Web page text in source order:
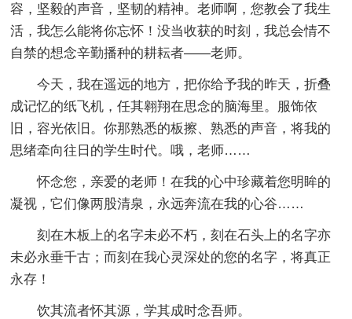
容，坚毅的声音，坚韧的精神。老师啊，您教会了我生
活，我怎么能将你忘怀！没当收获的时刻，我总会情不
自禁的想念辛勤播种的耕耘者——老师。
今天，我在遥远的地方，把你给予我的昨天，折叠
成记忆的纸飞机，任其翱翔在思念的脑海里。服饰依
旧，容光依旧。你那熟悉的板擦、熟悉的声音，将我的
思绪牵向往日的学生时代。哦，老师……
怀念您，亲爱的老师！在我的心中珍藏着您明眸的
凝视，它们像两股清泉，永远奔流在我的心谷……
刻在木板上的名字未必不朽，刻在石头上的名字亦
未必永垂千古；而刻在我心灵深处的您的名字，将真正
永存！
饮其流者怀其源，学其成时念吾师。